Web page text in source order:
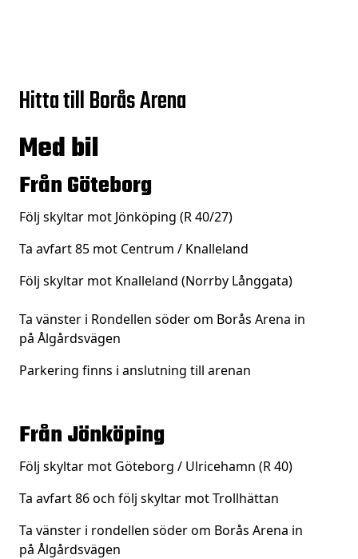
Hitta till Borås Arena
Med bil
Från Göteborg
Följ skyltar mot Jönköping (R 40/27)
Ta avfart85 mot Centrum / Knalleland
Följ skyltar mot Knalleland (Norrby Långgata)
Ta vänster i Rondellen söder om Borås Arena in
på Ålgårdsvägen
Parkering finns i anslutning till arenan
Från Jönköping
Följ skyltar mot Göteborg / Ulricehamn (R 40)
Ta avfart 86 och följ skyltar mot Trollhättan
Ta vänster i rondellen söder om Borås Arena in
på Ålgårdsvägen